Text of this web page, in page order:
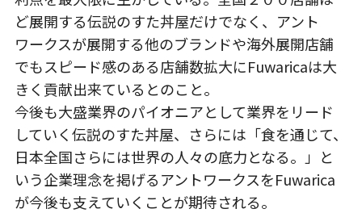
ど展開する伝説のすた丼屋だけでなく、アント
ワークスが展開する他のブランドや海外展開店舗
でもスピード感のある店舗数拡大にFuwaricaは大
きく貢献出来ているとのこと。
今後も大盛業界のパイオニアとして業界をリード
していく伝説のすた丼屋、さらには「食を通じて、
日本全国さらには世界の人々の底力となる。」と
いう企業理念を掲げるアントワークスをFuwarica
が今後も支えていくことが期待される。